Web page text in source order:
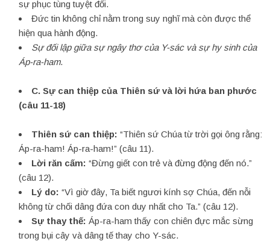
sự phục tùng tuyệt đối.
Đức tin không chỉ nằm trong suy nghĩ mà còn được thể
hiện qua hành động.
Sự đối lập giữa sự ngây thơ của Y-sác và sự hy sinh của
Áp-ra-ham.
C. Sự can thiệp của Thiên sứ và lời hứa ban phước
(câu 11-18)
Thiên sứ can thiệp: “Thiên sứ Chúa từ trời gọi ông rằng:
Áp-ra-ham! Áp-ra-ham!” (câu 11).
Lời răn cấm: “Đừng giết con trẻ và đừng động đến nó.”
(câu 12).
Lý do: “Vì giờ đây, Ta biết ngươi kính sợ Chúa, đến nỗi
không từ chối dâng đứa con duy nhất cho Ta.” (câu 12).
Sự thay thế: Áp-ra-ham thấy con chiên đực mắc sừng
trong bụi cây và dâng tế thay cho Y-sác.